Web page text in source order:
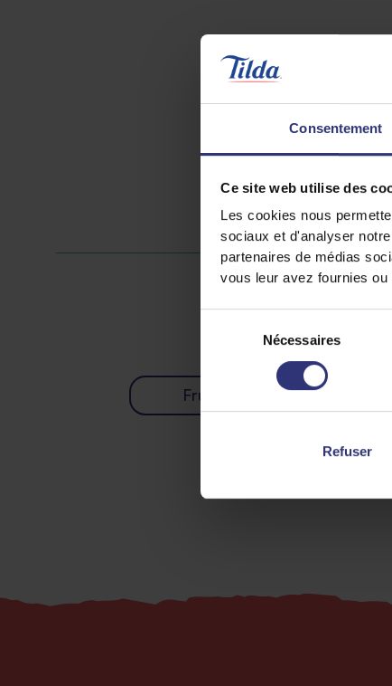
Consentement
Ce site web utilise des
Les cookies nous
sociaux et d'analyser
partenaires de médias
vous leur avez fournies
consentement
Nécessaires
Refuser
Fruits